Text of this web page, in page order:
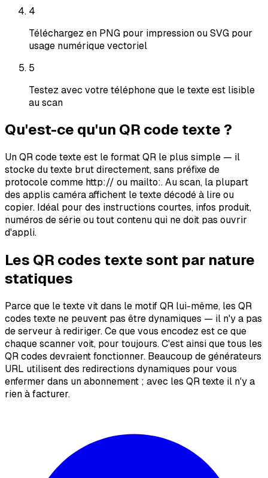
4
Téléchargez en PNG pour impression ou SVG pour
usage numérique vectoriel
5
Testez avec votre téléphone que le texte est lisible
au scan
Qu'est-ce qu'un QR code texte ?
Un QR code texte est le format QR le plus simple — il
stocke du texte brut directement, sans préfixe de
protocole comme http:// ou mailto:. Au scan, la plupart
des applis caméra affichent le texte décodé à lire ou
copier. Idéal pour des instructions courtes, infos produit,
numéros de série ou tout contenu qui ne doit pas ouvrir
d'appli.
Les QR codes texte sont par nature
statiques
Parce que le texte vit dans le motif QR lui-même, les QR
codes texte ne peuvent pas être dynamiques — il n'y a pas
de serveur à rediriger. Ce que vous encodez est ce que
chaque scanner voit, pour toujours. C'est ainsi que tous les
QR codes devraient fonctionner. Beaucoup de générateurs
URL utilisent des redirections dynamiques pour vous
enfermer dans un abonnement ; avec les QR texte il n'y a
rien à facturer.